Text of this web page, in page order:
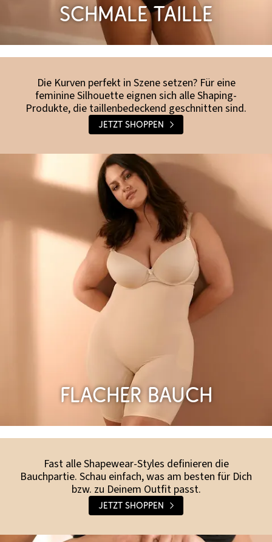
Schmale Taille
Die Kurven perfekt in Szene setzen? Für eine
feminine Silhouette eignen sich alle Shaping-
Produkte, die taillenbedeckend geschnitten sind.
Jetzt shoppen
Flacher Bauch
Fast alle Shapewear-Styles definieren die
Bauchpartie. Schau einfach, was am besten für Dich
bzw. zu Deinem Outfit passt.
Jetzt shoppen